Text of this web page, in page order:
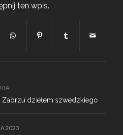
ten wpis.
Zabrzu dziełem szwedzkiego
2023